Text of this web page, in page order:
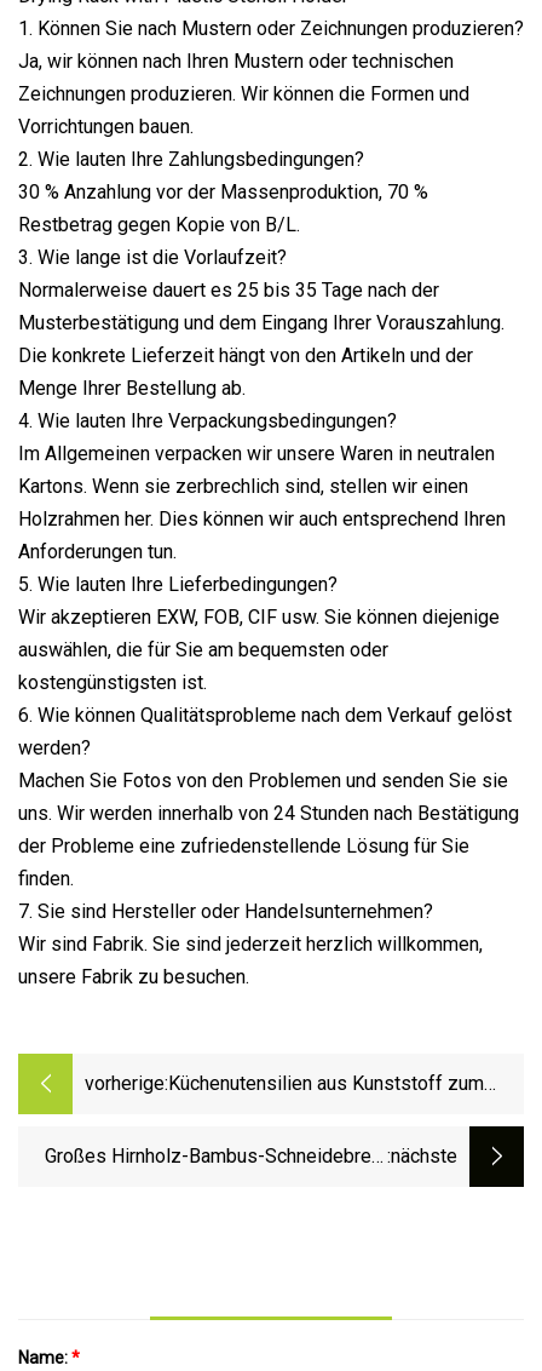
1. Können Sie nach Mustern oder Zeichnungen produzieren?
Ja, wir können nach Ihren Mustern oder technischen
Zeichnungen produzieren. Wir können die Formen und
Vorrichtungen bauen.
2. Wie lauten Ihre Zahlungsbedingungen?
30 % Anzahlung vor der Massenproduktion, 70 %
Restbetrag gegen Kopie von B/L.
3. Wie lange ist die Vorlaufzeit?
Normalerweise dauert es 25 bis 35 Tage nach der
Musterbestätigung und dem Eingang Ihrer Vorauszahlung.
Die konkrete Lieferzeit hängt von den Artikeln und der
Menge Ihrer Bestellung ab.
4. Wie lauten Ihre Verpackungsbedingungen?
Im Allgemeinen verpacken wir unsere Waren in neutralen
Kartons. Wenn sie zerbrechlich sind, stellen wir einen
Holzrahmen her. Dies können wir auch entsprechend Ihren
Anforderungen tun.
5. Wie lauten Ihre Lieferbedingungen?
Wir akzeptieren EXW, FOB, CIF usw. Sie können diejenige
auswählen, die für Sie am bequemsten oder
kostengünstigsten ist.
6. Wie können Qualitätsprobleme nach dem Verkauf gelöst
werden?
Machen Sie Fotos von den Problemen und senden Sie sie
uns. Wir werden innerhalb von 24 Stunden nach Bestätigung
der Probleme eine zufriedenstellende Lösung für Sie
finden.
7. Sie sind Hersteller oder Handelsunternehmen?
Wir sind Fabrik. Sie sind jederzeit herzlich willkommen,
unsere Fabrik zu besuchen.
vorherige: Küchenutensilien aus Kunststoff zum
Aufbewahrungsregal, Küchenregal
Großes Hirnholz-Bambus-Schneidebrett, :nächste
Name:*